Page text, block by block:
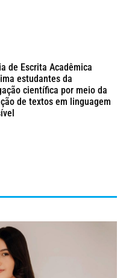
de Escrita Acadêmica
estudantes da
científica por meio da
de textos em linguagem